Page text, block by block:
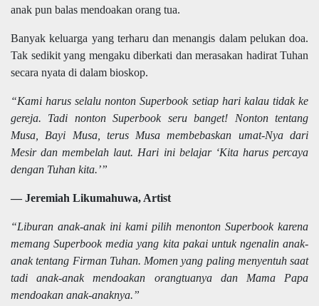
anak pun balas mendoakan orang tua.
Banyak keluarga yang terharu dan menangis dalam pelukan doa.
Tak sedikit yang mengaku diberkati dan merasakan hadirat Tuhan
secara nyata di dalam bioskop.
“Kami harus selalu nonton Superbook setiap hari kalau tidak ke
gereja. Tadi nonton Superbook seru banget! Nonton tentang
Musa, Bayi Musa, terus Musa membebaskan umat-Nya dari
Mesir dan membelah laut. Hari ini belajar ‘Kita harus percaya
dengan Tuhan kita.’”
— Jeremiah Likumahuwa, Artist
“Liburan anak-anak ini kami pilih menonton Superbook karena
memang Superbook media yang kita pakai untuk ngenalin anak-
anak tentang Firman Tuhan. Momen yang paling menyentuh saat
tadi anak-anak mendoakan orangtuanya dan Mama Papa
mendoakan anak-anaknya.”